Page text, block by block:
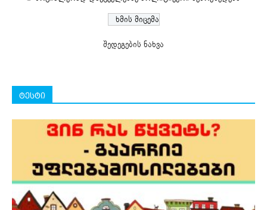
შედეგების ნახვა
ტესტი